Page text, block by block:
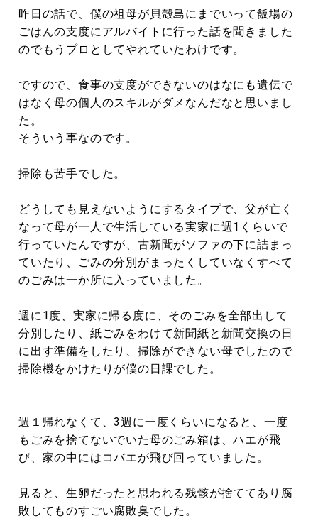
昨日の話で、僕の祖母が貝殻島にまでいって飯場の
ごはんの支度にアルバイトに行った話を聞きました
のでもうプロとしてやれていたわけです。
ですので、食事の支度ができないのはなにも遺伝で
はなく母の個人のスキルがダメなんだなと思いまし
た。
そういう事なのです。
掃除も苦手でした。
どうしても見えないようにするタイプで、父が亡く
なって母が一人で生活している実家に週1くらいで
行っていたんですが、古新聞がソファの下に詰まっ
ていたり、ごみの分別がまったくしていなくすべて
のごみは一か所に入っていました。
週に1度、実家に帰る度に、そのごみを全部出して
分別したり、紙ごみをわけて新聞紙と新聞交換の日
に出す準備をしたり、掃除ができない母でしたので
掃除機をかけたりが僕の日課でした。
週１帰れなくて、3週に一度くらいになると、一度
もごみを捨てないでいた母のごみ箱は、ハエが飛
び、家の中にはコバエが飛び回っていました。
見ると、生卵だったと思われる残骸が捨ててあり腐
敗してものすごい腐敗臭でした。